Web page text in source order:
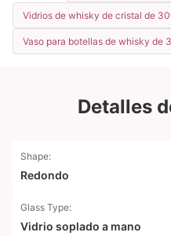
Vidrios de whisky de cristal de
Vaso para botellas de whisky de
Detalles
Shape:
Redondo
Glass Type:
Vidrio soplado a mano